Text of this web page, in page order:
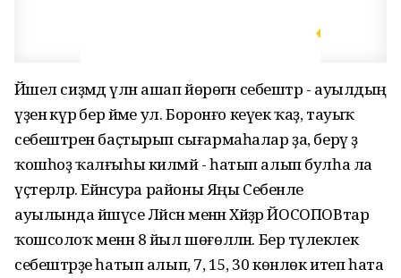
Йәшел сиҙәмдә үлән ашап йөрөгән себештәр - ауылдың
үҙенә күрә бер йәме ул. Боронғо кеүек ҡаҙ, тауыҡ
себештәрен баҫтырып сығармаһалар ҙа, берәү ҙә
ҡошһоҙ ҡалғыһы килмәй - һатып алып булһа ла
үҫтерәләр. Ейәнсура районы Яңы Себенле
ауылында йәшәүсе Ләйсән менән Хәйҙәр ЙОСОПОВтар
ҡошсолоҡ менән 8 йыл шөғөлләнә. Бер тәүлеклек
себештәрҙе һатып алып, 7, 15, 30 көнлөк итеп һата